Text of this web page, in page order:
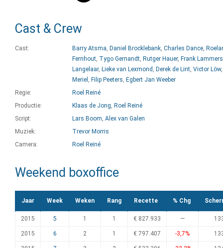
Cast & Crew
Cast: Barry Atsma, Daniel Brocklebank, Charles Dance,
Fernhout, Tygo Gernandt, Rutger Hauer, Frank Lammers
Langelaar, Lieke van Lexmond , Derek de Lint, Victor Löw
Meriel , Filip Peeters, Egbert Jan Weeber
Regie:
Roel Reiné
Productie:
Klaas de Jong, Roel Reiné
Script:
Lars Boom, Alex van Galen
Muziek:
Trevor Morris
Camera:
Roel Reiné
Weekend boxoffice
Jaar Week Weken Rang Recette % Chg
2015 5 1 1 € 827.933 —
2015 6 2 1 € 797.407 -3,7%